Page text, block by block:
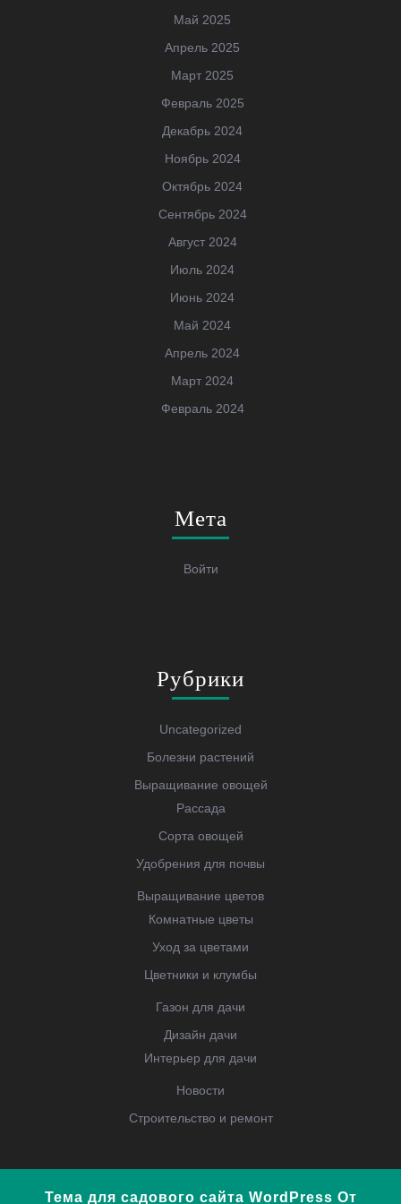
Май 2025
Апрель 2025
Март 2025
Февраль 2025
Декабрь 2024
Ноябрь 2024
Октябрь 2024
Сентябрь 2024
Август 2024
Июль 2024
Июнь 2024
Май 2024
Апрель 2024
Март 2024
Февраль 2024
Мета
Войти
Рубрики
Uncategorized
Болезни растений
Выращивание овощей
Рассада
Сорта овощей
Удобрения для почвы
Выращивание цветов
Комнатные цветы
Уход за цветами
Цветники и клумбы
Газон для дачи
Дизайн дачи
Интерьер для дачи
Новости
Строительство и ремонт
Тема для садового сайта WordPress От